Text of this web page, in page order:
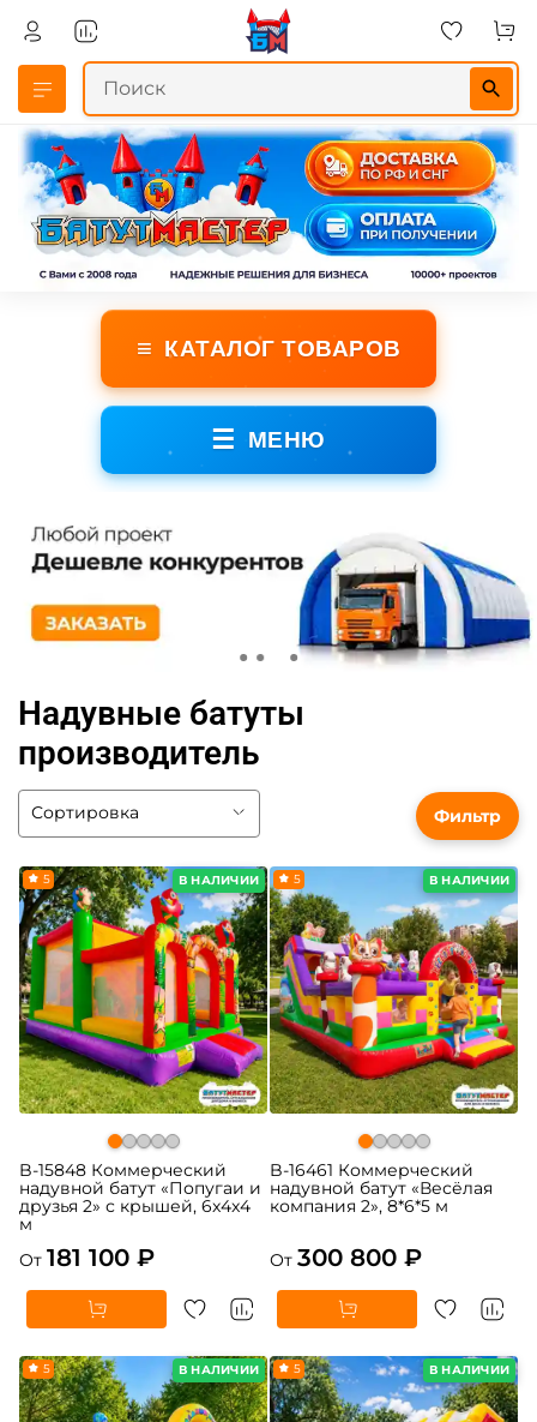
≡ КАТАЛОГ ТОВАРОВ
☰ МЕНЮ
Надувные батуты
производитель
В НАЛИЧИИ
5
B-15848 Коммерческий
надувной батут «Попугаи и
друзья 2» с крышей, 6x4x4
м
От 181 100 ₽
В НАЛИЧИИ
5
B-16461 Коммерческий
надувной батут «Весёлая
компания 2», 8*6*5 м
От 300 800 ₽
В НАЛИЧИИ
5 В НАЛИЧИИ
5
Фильтр